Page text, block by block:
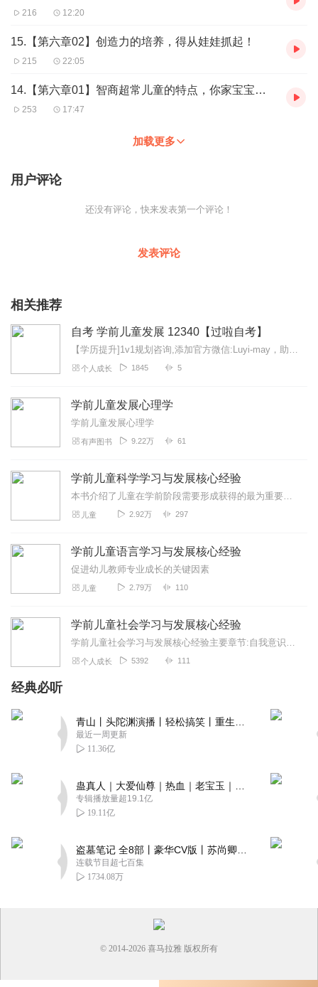
216 12:20
15.【第六章02】创造力的培养，得从娃娃抓起！
215 22:05
14.【第六章01】智商超常儿童的特点，你家宝宝中奖几条？
253 17:47
加载更多
用户评论
还没有评论，快来发表第一个评论！
发表评论
相关推荐
自考 学前儿童发展 12340【过啦自考】
【学历提升]1v1规划咨询,添加官方微信:Luyi-may，助你轻松备考，还有免费资料哦
个人成长 1845 5
学前儿童发展心理学
学前儿童发展心理学
有声图书 9.22万 61
学前儿童科学学习与发展核心经验
本书介绍了儿童在学前阶段需要形成获得的最为重要、核心的科学领域经验。让我们了解儿童是如何探究、发现、设计、制作的，从而支持儿童的学习。
儿童 2.92万 297
学前儿童语言学习与发展核心经验
促进幼儿教师专业成长的关键因素
儿童 2.79万 110
学前儿童社会学习与发展核心经验
学前儿童社会学习与发展核心经验主要章节:自我意识人际交往亲社会行为社会认知归属感
个人成长 5392 111
经典必听
最近一周更新
11.36亿
专辑播放量超19.1亿
19.11亿
连载节目超七百集
1734.08万
© 2014-2026 喜马拉雅 版权所有